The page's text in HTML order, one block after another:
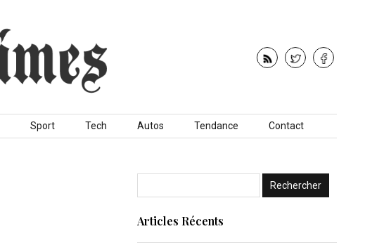
Sport Tech Autos Tendance Contact
Articles Récents